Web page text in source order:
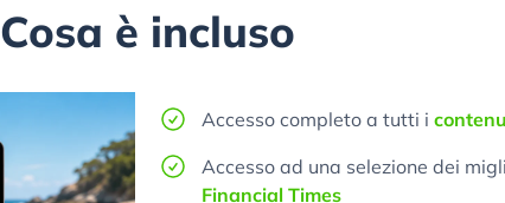
Cosa è incluso
Accesso completo a tutti i
Accesso ad una selezione dei
Financial Times